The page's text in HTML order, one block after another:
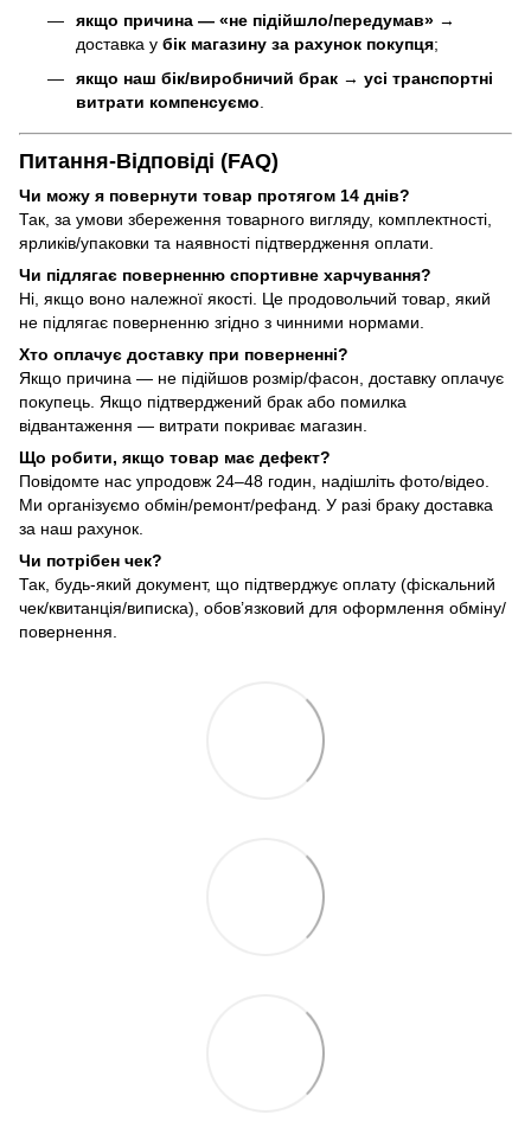
якщо причина — «не підійшло/передумав» →
доставка у бік магазину за рахунок покупця;
якщо наш бік/виробничий брак → усі транспортні
витрати компенсуємо
Питання-Відповіді (FAQ)
Чи можу я повернути товар протягом 14 днів?
Так, за умови збереження товарного вигляду, комплектності,
ярликів/упаковки та наявності підтвердження оплати.
Чи підлягає поверненню спортивне харчування?
Ні, якщо воно належної якості. Це продовольчий товар, який
не підлягає поверненню згідно з чинними нормами.
Хто оплачує доставку при поверненні?
Якщо причина — не підійшов розмір/фасон, доставку оплачує
покупець. Якщо підтверджений брак або помилка
відвантаження — витрати покриває магазин.
Що робити, якщо товар має дефект?
Повідомте нас упродовж 24–48 годин, надішліть фото/відео.
Ми організуємо обмін/ремонт/рефанд. У разі браку доставка
за наш рахунок.
Чи потрібен чек?
Так, будь-який документ, що підтверджує оплату (фіскальний
чек/квитанція/виписка), обов’язковий для оформлення обміну/
повернення.